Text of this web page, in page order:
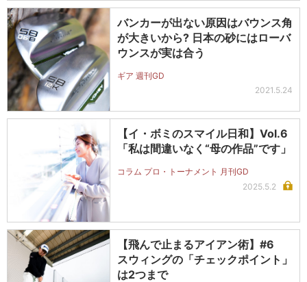
バンカーが出ない原因はバウンス角
が大きいから? 日本の砂にはローバ
ウンスが実は合う
ギア 週刊GD
2021.5.24
【イ・ボミのスマイル日和】Vol.6
「私は間違いなく“母の作品”です」
コラム プロ・トーナメント 月刊GD
2025.5.2
【飛んで止まるアイアン術】#6
スウィングの「チェックポイント」
は2つまで